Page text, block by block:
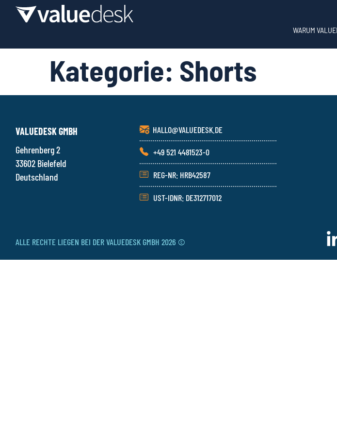
WARUM
Kategorie: Shorts
VALUEDESK GMBH
Gehrenberg 2
33602 Bielefeld
Deutschland
HALLO@VALUEDESK.DE
+49 521 4481523-0
REG-NR: HRB42587
UST-IDNR: DE312717012
ALLE RECHTE LIEGEN BEI DER VALUEDESK GMBH 2026 ©